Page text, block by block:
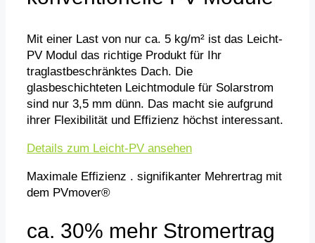
Mit einer Last von nur ca. 5 kg/m² ist das Leicht-
PV Modul das richtige Produkt für Ihr
traglastbeschränktes Dach. Die
glasbeschichteten Leichtmodule für Solarstrom
sind nur 3,5 mm dünn. Das macht sie aufgrund
ihrer Flexibilität und Effizienz höchst interessant.
Details zum Leicht-PV ansehen
Maximale Effizienz . signifikanter Mehrertrag mit
dem PVmover®
ca. 30% mehr Stromertrag